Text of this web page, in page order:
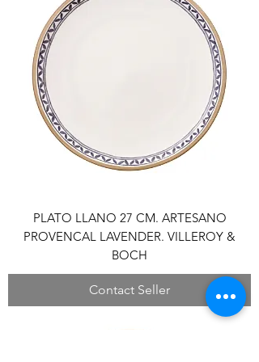
PLATO LLANO 27 CM. ARTESANO
PROVENCAL LAVENDER. VILLEROY &
BOCH
Contact Seller